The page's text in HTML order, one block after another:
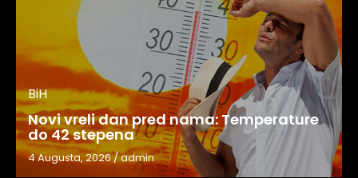
BiH
Novi vreli dan pred nama: Temperature
do 42 stepena
4 Augusta, 2026/admin